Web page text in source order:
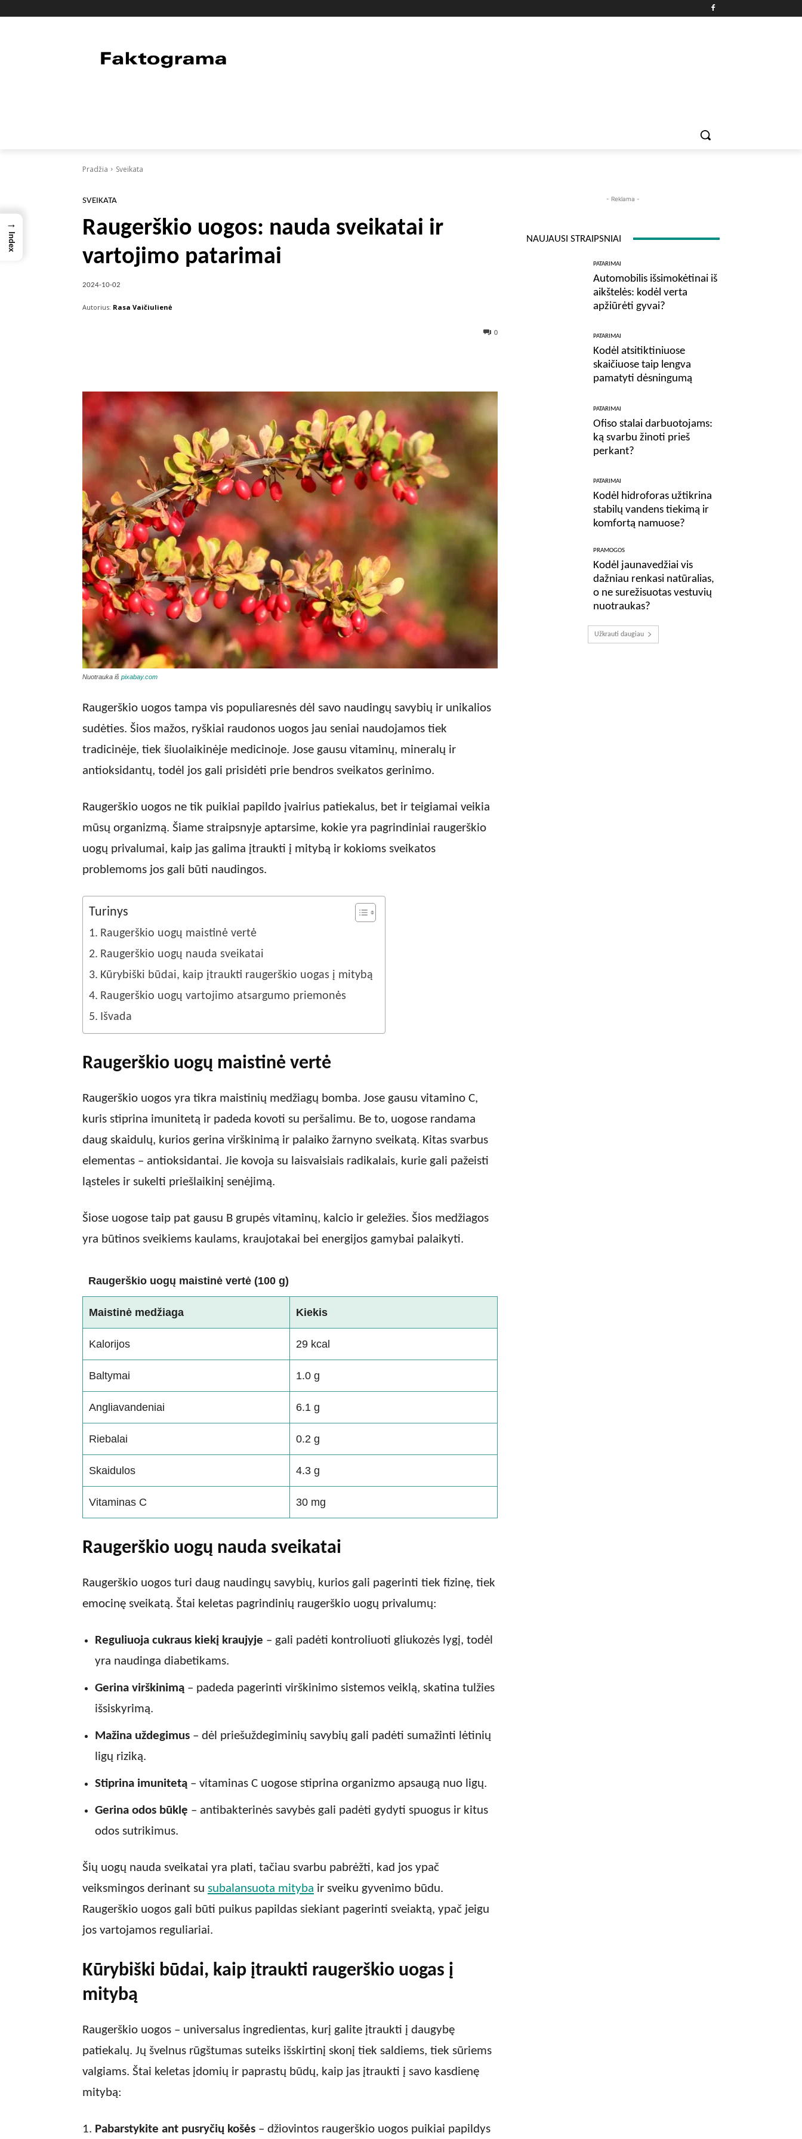
Pradžia Sveikata
SVEIKATA
Raugerškio uogos: nauda sveikatai ir
vartojimo patarimai
2024-10-02
Autorius: Rasa Vaičiulienė
0
Nuotrauka iš pixabay.com
Raugerškio uogos tampa vis populiaresnės dėl savo naudingų savybių ir unikalios
sudėties. Šios mažos, ryškiai raudonos uogos jau seniai naudojamos tiek
tradicinėje, tiek šiuolaikinėje medicinoje. Jose gausu vitaminų, mineralų ir
antioksidantų, todėl jos gali prisidėti prie bendros sveikatos gerinimo.
Raugerškio uogos ne tik puikiai papildo įvairius patiekalus, bet ir teigiamai veikia
mūsų organizmą. Šiame straipsnyje aptarsime, kokie yra pagrindiniai raugerškio
uogų privalumai, kaip jas galima įtraukti į mitybą ir kokioms sveikatos
problemoms jos gali būti naudingos.
Turinys
Raugerškio uogų maistinė vertė
Raugerškio uogų nauda sveikatai
Kūrybiški būdai, kaip įtraukti raugerškio uogas į mitybą
Raugerškio uogų vartojimo atsargumo priemonės
Išvada
Raugerškio uogų maistinė vertė
Raugerškio uogos yra tikra maistinių medžiagų bomba. Jose gausu vitamino C,
kuris stiprina imunitetą ir padeda kovoti su peršalimu. Be to, uogose randama
daug skaidulų, kurios gerina virškinimą ir palaiko žarnyno sveikatą. Kitas svarbus
elementas – antioksidantai. Jie kovoja su laisvaisiais radikalais, kurie gali pažeisti
ląsteles ir sukelti priešlaikinį senėjimą.
Šiose uogose taip pat gausu B grupės vitaminų, kalcio ir geležies. Šios medžiagos
yra būtinos sveikiems kaulams, kraujotakai bei energijos gamybai palaikyti.
Raugerškio uogų maistinė vertė (100 g)
Maistinė medžiaga Kiekis
Kalorijos 29 kcal
Baltymai 1.0 g
Angliavandeniai 6.1 g
Riebalai 0.2 g
Skaidulos 4.3 g
Vitaminas C 30 mg
Raugerškio uogų nauda sveikatai
Raugerškio uogos turi daug naudingų savybių, kurios gali pagerinti tiek fizinę, tiek
emocinę sveikatą. Štai keletas pagrindinių raugerškio uogų privalumų:
Reguliuoja cukraus kiekį kraujyje – gali padėti kontroliuoti gliukozės lygį, todėl
yra naudinga diabetikams.
Gerina virškinimą – padeda pagerinti virškinimo sistemos veiklą, skatina tulžies
išsiskyrimą.
Mažina uždegimus – dėl priešuždegiminių savybių gali padėti sumažinti lėtinių
ligų riziką.
Stiprina imunitetą – vitaminas C uogose stiprina organizmo apsaugą nuo ligų.
Gerina odos būklę – antibakterinės savybės gali padėti gydyti spuogus ir kitus
odos sutrikimus.
Šių uogų nauda sveikatai yra plati, tačiau svarbu pabrėžti, kad jos ypač
veiksmingos derinant su subalansuota mityba ir sveiku gyvenimo būdu.
Raugerškio uogos gali būti puikus papildas siekiant pagerinti sveiaktą, ypač jeigu
jos vartojamos reguliariai.
Kūrybiški būdai, kaip įtraukti raugerškio uogas į
mitybą
Raugerškio uogos – universalus ingredientas, kurį galite įtraukti į daugybę
patiekalų. Jų švelnus rūgštumas suteiks išskirtinį skonį tiek saldiems, tiek sūriems
valgiams. Štai keletas įdomių ir paprastų būdų, kaip jas įtraukti į savo kasdienę
mitybą:
Pabarstykite ant pusryčių košės – džiovintos raugerškio uogos puikiai papildys
- Reklama -
NAUJAUSI STRAIPSNIAI
PATARIMAI
Automobilis išsimokėtinai iš
aikštelės: kodėl verta
apžiūrėti gyvai?
PATARIMAI
Kodėl atsitiktiniuose
skaičiuose taip lengva
pamatyti dėsningumą
PATARIMAI
Ofiso stalai darbuotojams:
ką svarbu žinoti prieš
perkant?
PATARIMAI
Kodėl hidroforas užtikrina
stabilų vandens tiekimą ir
komfortą namuose?
PRAMOGOS
Kodėl jaunavedžiai vis
dažniau renkasi natūralias,
o ne surežisuotas vestuvių
nuotraukas?
Užkrauti daugiau
→
Index